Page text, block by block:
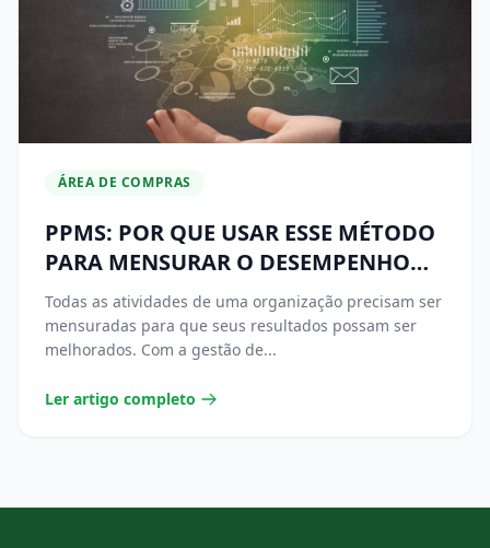
ÁREA DE COMPRAS
PPMS: POR QUE USAR ESSE MÉTODO
PARA MENSURAR O DESEMPENHO
DA ÁREA DE COMPRAS
Todas as atividades de uma organização precisam ser
mensuradas para que seus resultados possam ser
melhorados. Com a gestão de...
Ler artigo completo